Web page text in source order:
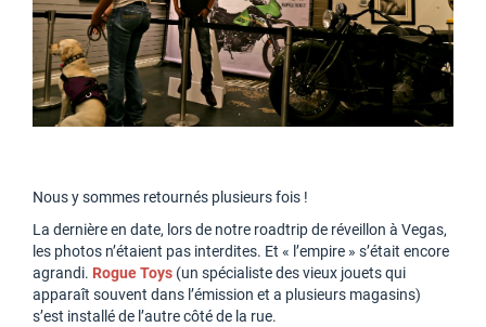
Nous y sommes retournés plusieurs fois !
La dernière en date, lors de notre roadtrip de réveillon à Vegas,
les photos n’étaient pas interdites. Et « l’empire » s’était encore
agrandi. Rogue Toys (un spécialiste des vieux jouets qui
apparaît souvent dans l’émission et a plusieurs magasins)
s’est installé de l’autre côté de la rue.